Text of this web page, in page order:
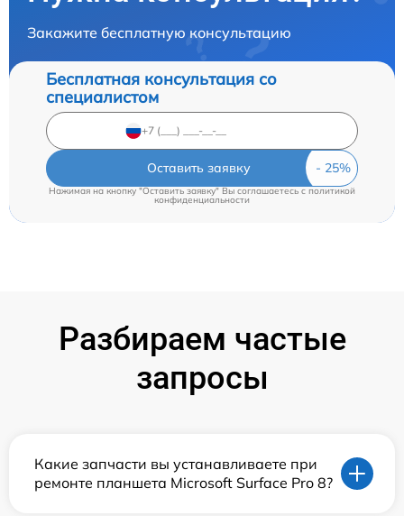
Закажите бесплатную консультацию
Бесплатная консультация со
специалистом
Оставить заявку
Нажимая на кнопку "Оставить заявку" Вы соглашаетесь cполитикой
конфиденциальности
Разбираем частые
запросы
Какие запчасти вы устанавливаете при
ремонте планшета Microsoft Surface Pro 8?